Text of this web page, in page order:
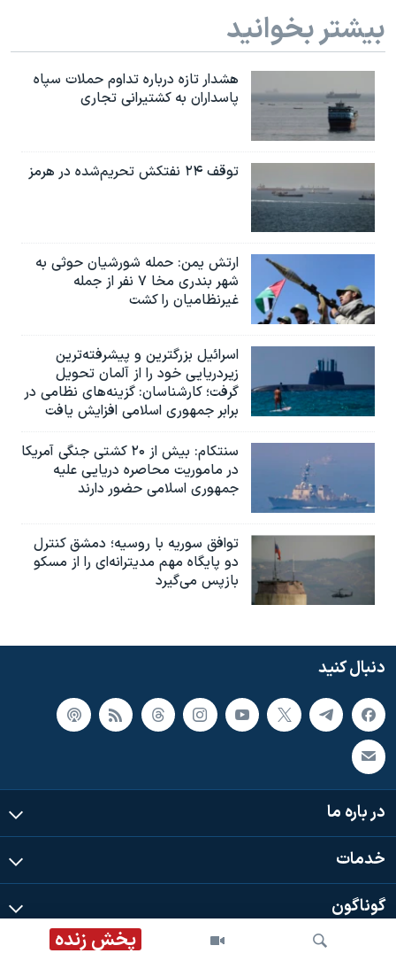
پخش زنده
بیشتر بخوانید
هشدار تازه درباره تداوم حملات سپاه
پاسداران به کشتیرانی تجاری
توقف ۲۴ نفتکش تحریم‌شده در هرمز
ارتش یمن: حمله شورشیان حوثی به
شهر بندری مخا ۷ نفر از جمله
غیرنظامیان را کشت
اسرائيل بزرگترین و پیشرفته‌ترین
زیردریایی خود را از آلمان تحویل
گرفت؛ کارشناسان: گزینه‌های نظامی در
برابر جمهوری اسلامی افزایش یافت
سنتکام: بیش از ۲۰ کشتی جنگی آمریکا
در ماموریت محاصره دریایی علیه
جمهوری اسلامی حضور دارند
توافق سوریه با روسیه؛ دمشق کنترل
دو پایگاه مهم مدیترانه‌ای را از مسکو
بازپس می‌گیرد
دنبال کنید
در باره ما
خدمات
گوناگون